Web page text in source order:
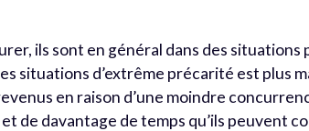
ils sont en général dans des
situations d’extrême précarité est plus
en raison d’une moindre
de davantage de temps qu’ils peuvent